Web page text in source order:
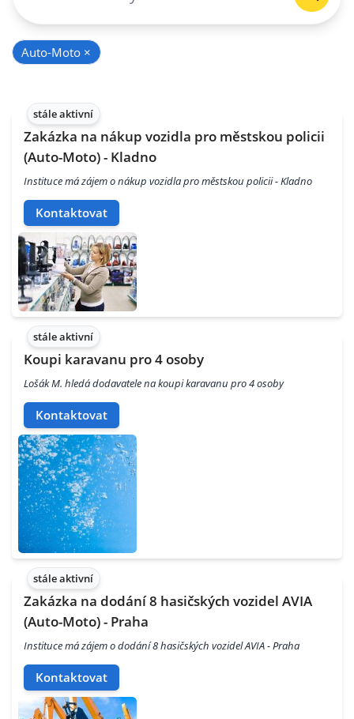
Auto-Moto ×
stále aktivní
Zakázka na nákup vozidla pro městskou policii
(Auto-Moto) - Kladno
Instituce má zájem o nákup vozidla pro městskou policii - Kladno
Kontaktovat
stále aktivní
Koupi karavanu pro 4 osoby
Lošák M. hledá dodavatele na koupi karavanu pro 4 osoby
Kontaktovat
stále aktivní
Zakázka na dodání 8 hasičských vozidel AVIA
(Auto-Moto) - Praha
Instituce má zájem o dodání 8 hasičských vozidel AVIA - Praha
Kontaktovat